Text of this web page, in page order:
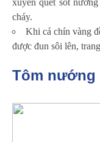
cháy.
Khi cá chín vàng
được đun sôi lên,
Tôm nướng